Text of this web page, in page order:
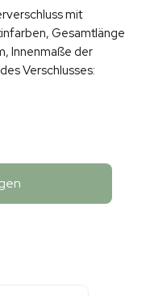
mit
Gesamtlänge
Innenmaße der
Verschlusses: